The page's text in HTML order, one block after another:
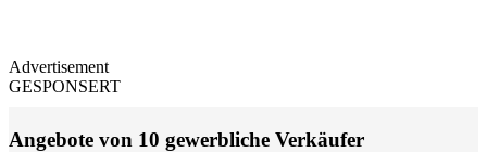
Advertisement
GESPONSERT
Angebote von 10 gewerbliche Verkäufer